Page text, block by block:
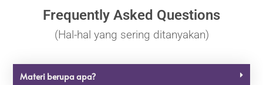
Frequently Asked Questions
(Hal-hal yang sering ditanyakan)
Materi berupa apa?